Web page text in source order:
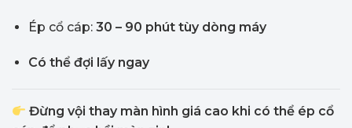
Ép cổ cáp: 30 – 90 phút tùy dòng máy
Có thể đợi lấy ngay
Đừng vội thay màn hình giá cao khi có thể ép cổ